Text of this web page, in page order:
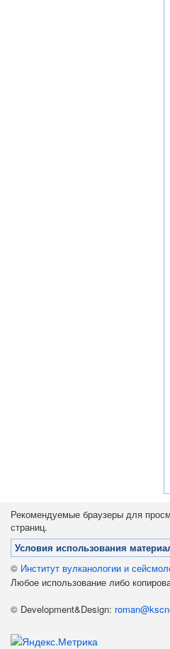
Рекомендуемые браузеры для
страниц.
Условия использования
© Институт вулканологии и
Любое использование либо
© Development&Design: